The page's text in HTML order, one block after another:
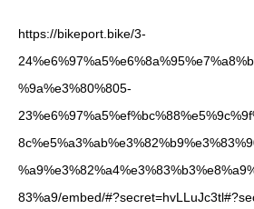
https://bikeport.bike/3-
%9a%e3%80%805-
83%a9/embed/